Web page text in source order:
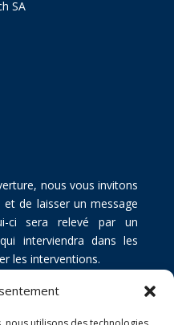
SA
nous vous invitons
de laisser un message
ci sera relevé par un
interviendra dans les
les interventions.